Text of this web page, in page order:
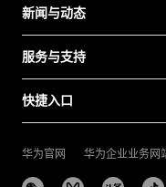
新闻与动态
服务与支持
快捷入口
华为官网 华为企业业务网